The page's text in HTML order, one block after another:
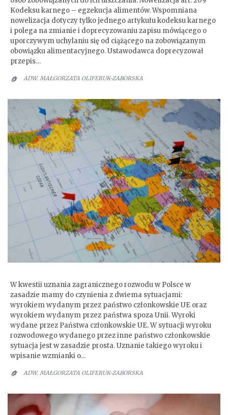
Kodeksu karnego – egzekucja alimentów. Wspomniana
nowelizacja dotyczy tylko jednego artykułu kodeksu karnego
i polega na zmianie i doprecyzowaniu zapisu mówiącego o
uporczywym uchylaniu się od ciążącego na zobowiązanym
obowiązku alimentacyjnego. Ustawodawca doprecyzował
przepis…
 ADW. MAŁGORZATA OLIFERUK-ZABORSKA
W kwestii uznania zagranicznego rozwodu w Polsce w
zasadzie mamy do czynienia z dwiema sytuacjami:
wyrokiem wydanym przez państwo członkowskie UE oraz
wyrokiem wydanym przez państwa spoza Unii. Wyroki
wydane przez Państwa członkowskie UE. W sytuacji wyroku
rozwodowego wydanego przez inne państwo członkowskie
sytuacja jest w zasadzie prosta. Uznanie takiego wyroku i
wpisanie wzmianki o…
 ADW. MAŁGORZATA OLIFERUK-ZABORSKA